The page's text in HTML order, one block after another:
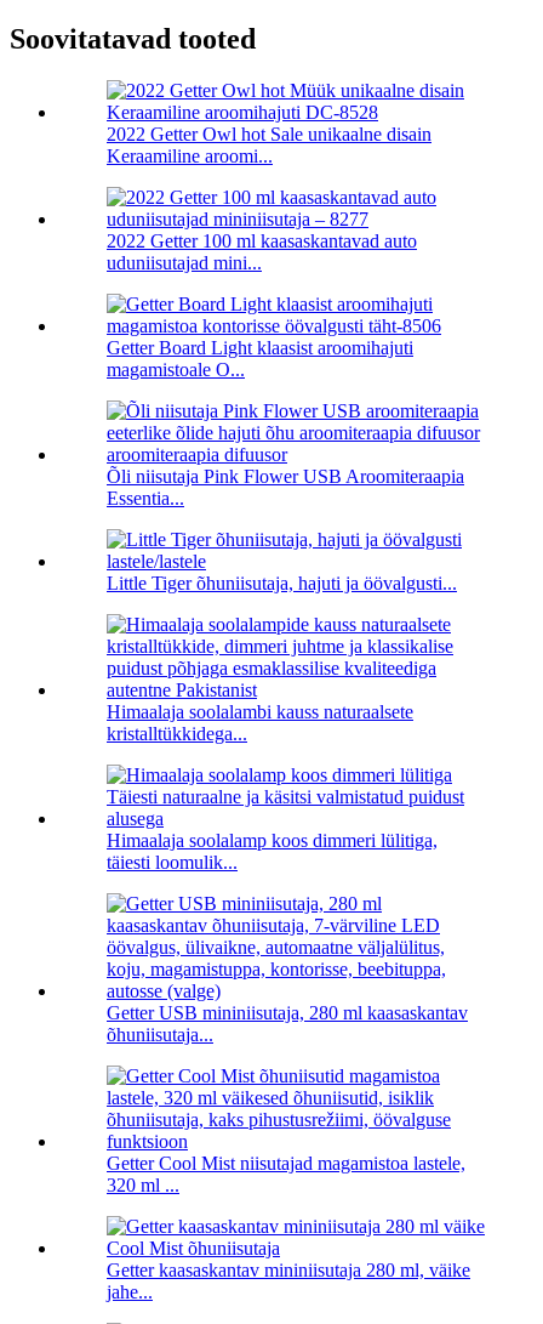
Soovitatavad tooted
2022 Getter Owl hot Sale unikaalne disain
Keraamiline aroomi...
2022 Getter 100 ml kaasaskantavad auto
uduniisutajad mini...
Getter Board Light klaasist aroomihajuti
magamistoale O...
Õli niisutaja Pink Flower USB Aroomiteraapia
Essentia...
Little Tiger õhuniisutaja, hajuti ja öövalgusti...
Himaalaja soolalambi kauss naturaalsete
kristalltükkidega...
Himaalaja soolalamp koos dimmeri lülitiga,
täiesti loomulik...
Getter USB mininiisutaja, 280 ml kaasaskantav
õhuniisutaja...
Getter Cool Mist niisutajad magamistoa lastele,
320 ml ...
Getter kaasaskantav mininiisutaja 280 ml, väike
jahe...